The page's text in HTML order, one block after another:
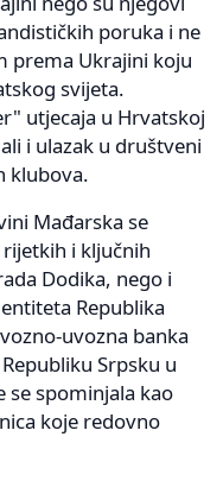
poruka i ne
prema Ukrajini koju
svijeta.
utjecaja u Hrvatskoj
i ulazak u društveni
klubova.
Mađarska se
i ključnih
Dodika, nego i
Republika
uvozna banka
Srpsku u
se spominjala kao
koje redovno